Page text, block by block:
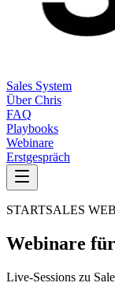
Sales System
Über Chris
FAQ
Playbooks
Webinare
Erstgespräch
STARTSALES
Webinare
Live-Sessions zu